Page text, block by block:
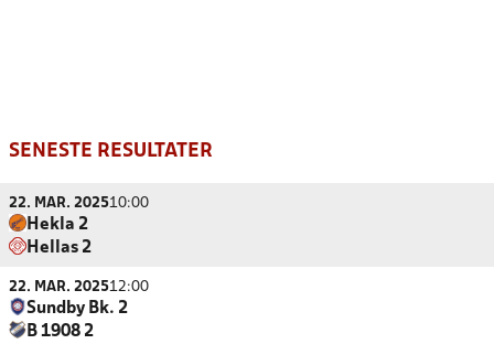
SENESTE RESULTATER
22. MAR. 202510:00
Hekla 2
Hellas 2
22. MAR. 202512:00
Sundby Bk. 2
B 1908 2